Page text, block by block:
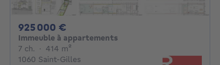
925 000 €
Immeuble à appartements
7 ch. 7 chambres
· 414 m²
1060 Saint-Gilles